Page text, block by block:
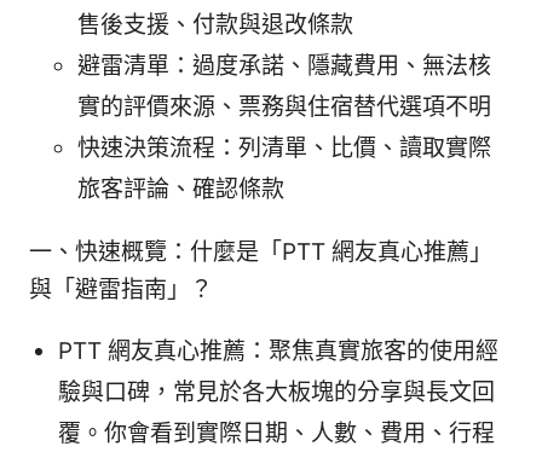
售後支援、付款與退改條款
避雷清單：過度承諾、隱藏費用、無法核
實的評價來源、票務與住宿替代選項不明
快速決策流程：列清單、比價、讀取實際
旅客評論、確認條款
一、快速概覽：什麼是「PTT 網友真心推薦」
與「避雷指南」？
PTT 網友真心推薦：聚焦真實旅客的使用經
驗與口碑，常見於各大板塊的分享與長文回
覆。你會看到實際日期、人數、費用、行程